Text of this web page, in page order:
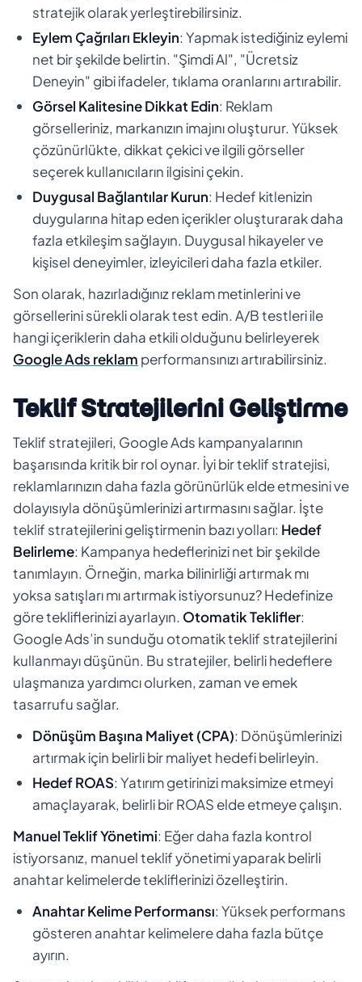
stratejik olarak yerleştirebilirsiniz.
Eylem Çağrıları Ekleyin: Yapmak istediğiniz eylemi
net bir şekilde belirtin. "Şimdi Al", "Ücretsiz
Deneyin" gibi ifadeler, tıklama oranlarını artırabilir.
Görsel Kalitesine Dikkat Edin: Reklam
görselleriniz, markanızın imajını oluşturur. Yüksek
çözünürlükte, dikkat çekici ve ilgili görseller
seçerek kullanıcıların ilgisini çekin.
Duygusal Bağlantılar Kurun: Hedef kitlenizin
duygularına hitap eden içerikler oluşturarak daha
fazla etkileşim sağlayın. Duygusal hikayeler ve
kişisel deneyimler, izleyicileri daha fazla etkiler.
Son olarak, hazırladığınız reklam metinlerini ve
görsellerini sürekli olarak test edin. A/B testleri ile
hangi içeriklerin daha etkili olduğunu belirleyerek
Google Ads reklam performansınızı artırabilirsiniz.
Teklif Stratejilerini Geliştirme
Teklif stratejileri, Google Ads kampanyalarının
başarısında kritik bir rol oynar. İyi bir teklif stratejisi,
reklamlarınızın daha fazla görünürlük elde etmesini ve
dolayısıyla dönüşümlerinizi artırmasını sağlar. İşte
teklif stratejilerini geliştirmenin bazı yolları: Hedef
Belirleme: Kampanya hedeflerinizi net bir şekilde
tanımlayın. Örneğin, marka bilinirliği artırmak mı
yoksa satışları mı artırmak istiyorsunuz? Hedefinize
göre tekliflerinizi ayarlayın. Otomatik Teklifler:
Google Ads’in sunduğu otomatik teklif stratejilerini
kullanmayı düşünün. Bu stratejiler, belirli hedeflere
ulaşmanıza yardımcı olurken, zaman ve emek
tasarrufu sağlar.
Dönüşüm Başına Maliyet (CPA): Dönüşümlerinizi
artırmak için belirli bir maliyet hedefi belirleyin.
Hedef ROAS: Yatırım getirinizi maksimize etmeyi
amaçlayarak, belirli bir ROAS elde etmeye çalışın.
Manuel Teklif Yönetimi: Eğer daha fazla kontrol
istiyorsanız, manuel teklif yönetimi yaparak belirli
anahtar kelimelerde tekliflerinizi özelleştirin.
Anahtar Kelime Performansı: Yüksek performans
gösteren anahtar kelimelere daha fazla bütçe
ayırın.